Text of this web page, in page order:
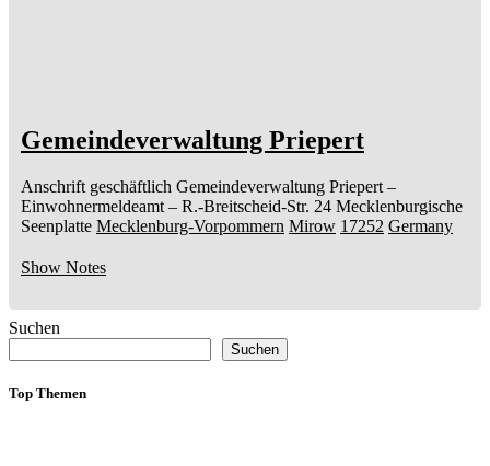
Gemeindeverwaltung Priepert
Anschrift geschäftlich Gemeindeverwaltung Priepert –
Einwohnermeldeamt – R.-Breitscheid-Str. 24 Mecklenburgische
Seenplatte Mecklenburg-Vorpommern Mirow 17252 Germany
Show Notes
Suchen
Suchen
Top Themen